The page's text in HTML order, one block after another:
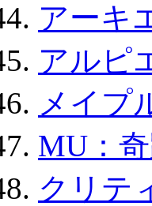
アーキ
アルピ
メイプ
MU：
クリテ